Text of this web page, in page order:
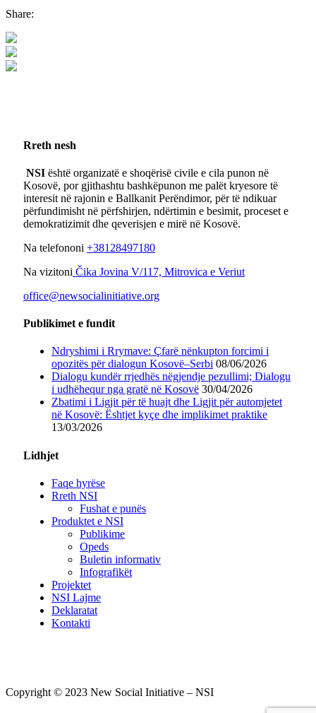
Share:
Rreth nesh
NSI është organizatë e shoqërisë civile e cila punon në
Kosovë, por gjithashtu bashkëpunon me palët kryesore të
interesit në rajonin e Ballkanit Perëndimor, për të ndikuar
përfundimisht në përfshirjen, ndërtimin e besimit, proceset e
demokratizimit dhe qeverisjen e mirë në Kosovë.
Na telefononi +38128497180
Na vizitoni Čika Jovina V/117, Mitrovica e Veriut
office@newsocialinitiative.org
Publikimet e fundit
Ndryshimi i Rrymave: Çfarë nënkupton forcimi i
opozitës për dialogun Kosovë–Serbi 08/06/2026
Dialogu kundër rrjedhës nëgjendje pezullimi; Dialogu
i udhëhequr nga gratë në Kosovë 30/04/2026
Zbatimi i Ligjit për të huajt dhe Ligjit për automjetet
në Kosovë: Ështjet kyçe dhe implikimet praktike
13/03/2026
Lidhjet
Faqe hyrëse
Rreth NSI
Fushat e punës
Produktet e NSI
Publikime
Opeds
Buletin informativ
Infografikët
Projektet
NSI Lajme
Deklaratat
Kontakti
Copyright © 2023 New Social Initiative – NSI